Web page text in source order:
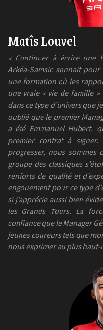
Matîs Louvel
« Continuer à écrire une
Arkéa-Samsic sonnait pour
une formation où les
une vraie « vie de famille »
dans ce type d’univers que
oublié que le premier
a été Emmanuel Hubert,
premier contrat à signer.
progresser, nous sommes
groupe des classiques
renforts de qualité et
engouement pour ce type
si j’apprécie aussi bien
les Grands Tours. La
confiance que le Manager
jeunes coureurs tels que
nous exprimer au plus haut-